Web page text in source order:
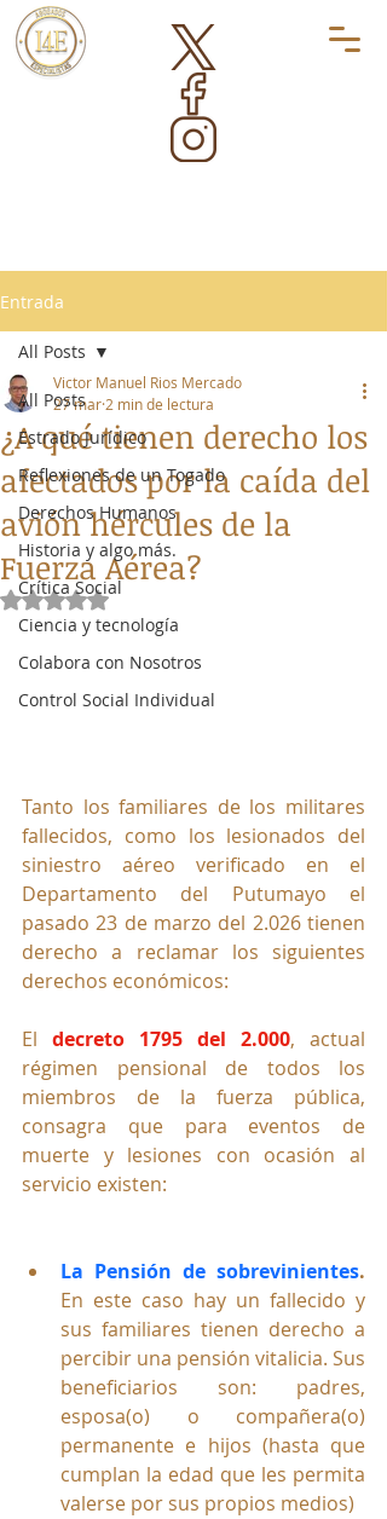
Entrada
All Posts
Estrado Jurídico
Reflexiones de un Togado
Derechos Humanos
Historia y algo más.
Crítica Social
Ciencia y tecnología
Colabora con Nosotros
Control Social Individual
All Posts
¿A qué tienen derecho los
afectados por la caída del
avión hércules de la
Fuerza Aérea?
Victor Manuel Rios Mercado
27 mar 2 min de lectura
Obtuvo NaN de 5 estrellas.
Tanto los familiares de los militares
fallecidos, como los lesionados del
siniestro aéreo verificado en el
Departamento del Putumayo el
pasado 23 de marzo del 2.026 tienen
derecho a reclamar los siguientes
derechos económicos:
El decreto 1795 del 2.000, actual
régimen pensional de todos los
miembros de la fuerza pública,
consagra que para eventos de
muerte y lesiones con ocasión al
servicio existen:
La Pensión de sobrevinientes.
En este caso hay un fallecido y
sus familiares tienen derecho a
percibir una pensión vitalicia. Sus
beneficiarios son: padres,
esposa(o) o compañera(o)
permanente e hijos (hasta que
cumplan la edad que les permita
valerse por sus propios medios)